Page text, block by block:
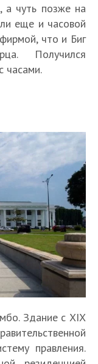
а чуть позже на
еще и часовой
что и Биг
Получился
часами.
Здание с XIX
правления.